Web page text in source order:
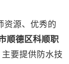
资源、优秀的
顺德区科顺职
主要提供防水技